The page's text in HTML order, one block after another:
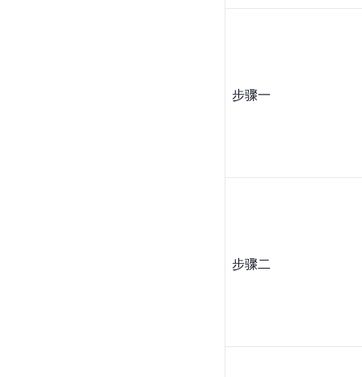
步骤一
步骤二